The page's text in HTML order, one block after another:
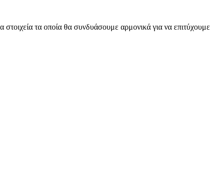
στοιχεία τα οποία θα συνδυάσουμε αρμονικά για να